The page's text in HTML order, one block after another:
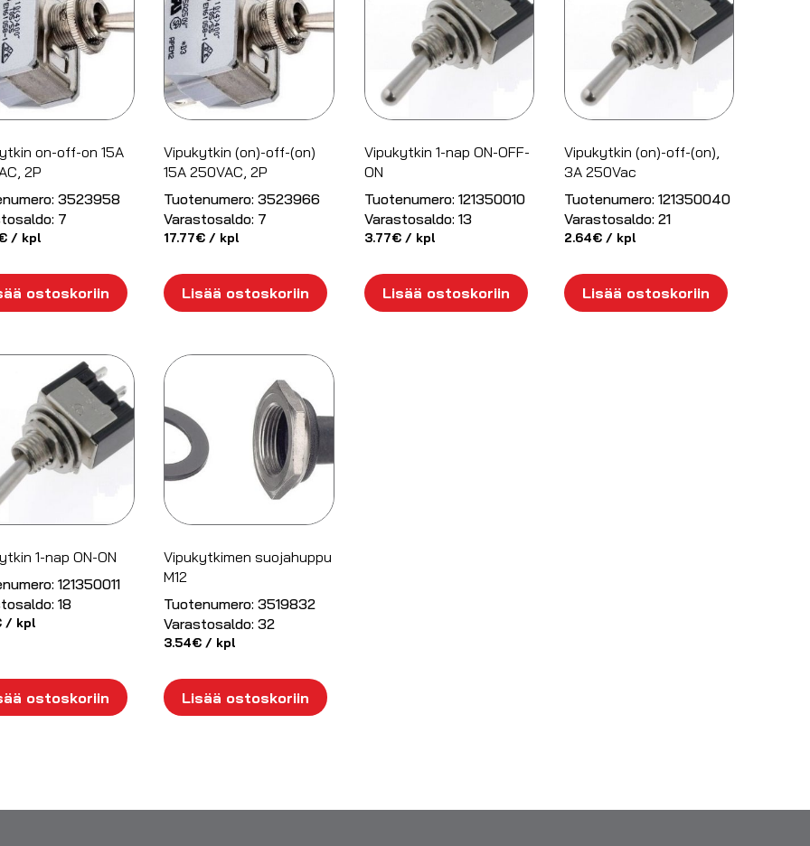
on-off-on 15A
2P
3523958
7
/ kpl
ostoskoriin
Vipukytkin (on)-off-(on)
15A 250VAC, 2P
Tuotenumero: 3523966
Varastosaldo: 7
17.77€ / kpl
Lisää ostoskoriin
Vipukytkin 1-nap ON-OFF-
ON
Tuotenumero: 121350010
Varastosaldo: 13
3.77€/ kpl
Lisää ostoskoriin
Vipukytkin (on)-off-(on),
3A 250Vac
Tuotenumero: 121350040
Varastosaldo: 21
2.64€/ kpl
Lisää ostoskoriin
1-nap ON-ON
121350011
18
/ kpl
ostoskoriin
Vipukytkimen suojahuppu
M12
Tuotenumero: 3519832
Varastosaldo: 32
3.54€ / kpl
Lisää ostoskoriin